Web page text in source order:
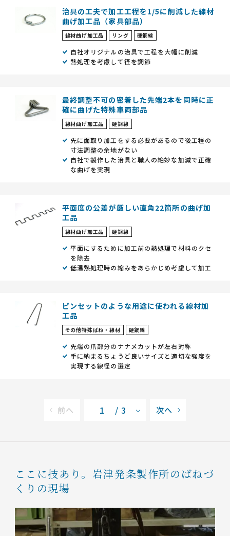
治具の工夫で加工工程を1/5に削減した線材
曲げ加工品（家具部品）
線材曲げ加工品 リング 硬鋼線
自社オリジナルの治具で工程を大幅に削減
熱処理を考慮して径を調節
最終調整不可の密着した先端2本を同時に正
確に曲げた特殊車両部品
線材曲げ加工品 硬鋼線
先に面取り加工をする必要があるので後工程の
寸法調整の余地がない
自社で製作した治具と職人の絶妙な加減で正確
な曲げを実現
平面度の公差が厳しい直角22箇所の曲げ加
工品
線材曲げ加工品 硬鋼線
平面にするために加工前の熱処理で材料のクセ
を除去
低温熱処理時の縮みをあらかじめ考慮して加工
ピンセットのような用途に使われる線材加
工品
その他特殊ばね・線材 硬鋼線
先端の爪部分のナナメカットが左右対称
手に納まるちょうど良いサイズと適切な強度を
実現する線径の選定
前へ / 3 次へ
ここに技あり。 岩津発条製作所のばねづ
くりの現場